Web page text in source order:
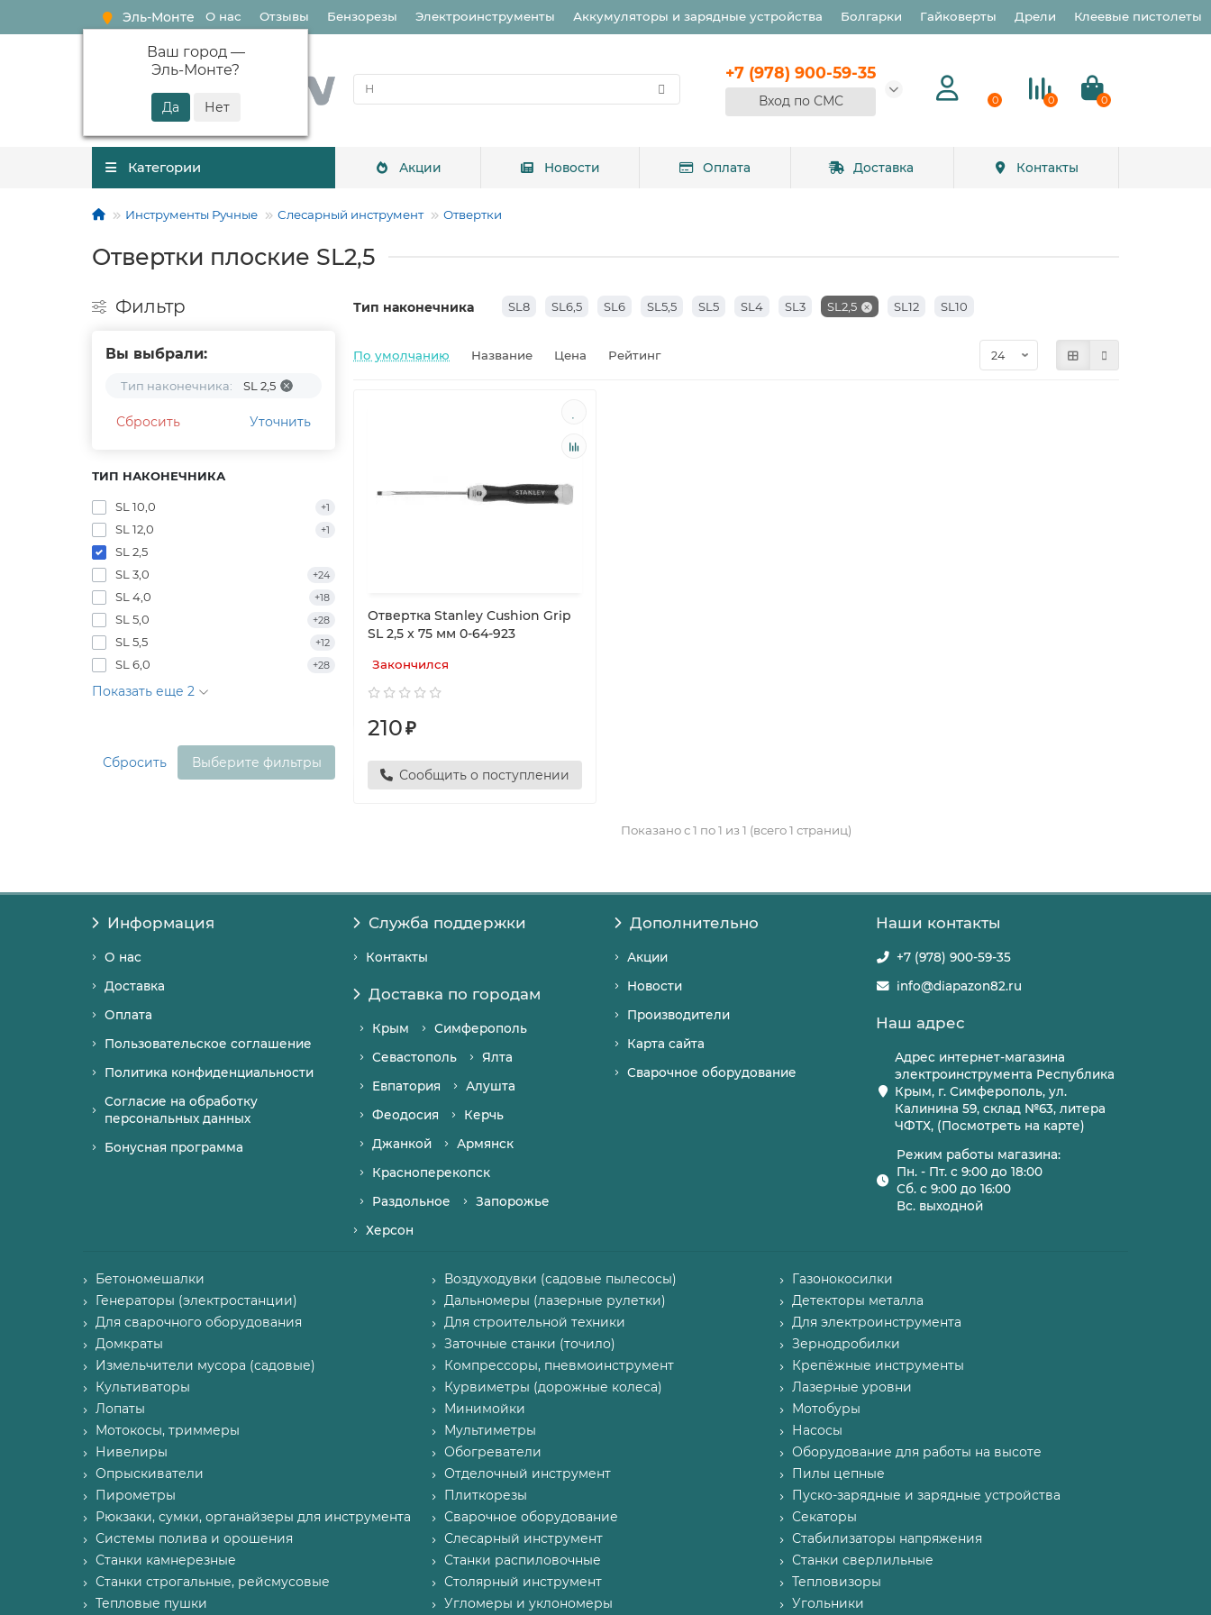
Эль-Монте
Ваш город —
Эль-Монте?
О нас Отзывы Бензорезы Электроинструменты Аккумуляторы и зарядные устройства Болгарки Гайковерты Дрели Клеевые пистолеты
+7 (978) 900-59-35
Вход по СМС 0 0 0
Категории Акции Новости Оплата Доставка Контакты
Инструменты Ручные Слесарный инструмент Отвертки
Отвертки плоские SL2,5
Фильтр
Вы выбрали:
Тип наконечника: SL 2,5
Сбросить Уточнить
ТИП НАКОНЕЧНИКА
SL 10,0 +1
SL 12,0 +1
SL 2,5
SL 3,0
+24
SL 4,0 +18
SL 5,0 +28
SL 5,5 +12
SL 6,0 +28
Показать еще 2
Сбросить Выберите фильтры
Тип наконечника SL8 SL6,5 SL6 SL5,5 SL5 SL4 SL3 SL2,5 SL12 SL10
По умолчанию Название Цена Рейтинг
Отвертка Stanley Cushion Grip
SL 2,5 x 75 мм 0-64-923
Закончился
210₽
Сообщить о поступлении
Показано с 1 по 1 из 1 (всего 1 страниц)
Информация
О нас
Доставка
Оплата
Пользовательское соглашение
Политика конфиденциальности
Согласие на обработку
персональных данных
Бонусная программа
Служба поддержки
Контакты
Доставка по городам
Крым
Симферополь
Севастополь
Ялта
Евпатория
Алушта
Феодосия
Керчь
Джанкой
Армянск
Красноперекопск
Раздольное
Запорожье
Херсон
Дополнительно
Акции
Новости
Производители
Карта сайта
Сварочное оборудование
Наши контакты
+7 (978) 900-59-35
info@diapazon82.ru
Наш адрес
Адрес интернет-магазина
электроинструмента Республика
Крым, г. Симферополь, ул.
Калинина 59, склад №63, литера
ЧФТХ, (Посмотреть на карте)
Режим работы магазина:
Пн. - Пт. с 9:00 до 18:00
Сб. с 9:00 до 16:00
Вс. выходной
Бетономешалки Воздуходувки (садовые пылесосы)
Газонокосилки
Генераторы (электростанции)
Дальномеры (лазерные рулетки)
Детекторы металла
Для сварочного оборудования
Для строительной техники
Для электроинструмента
Домкраты
Заточные станки (точило)
Зернодробилки
Измельчители мусора (садовые)
Компрессоры, пневмоинструмент
Крепёжные инструменты
Культиваторы
Курвиметры (дорожные колеса)
Лазерные уровни
Лопаты
Минимойки
Мотобуры
Мотокосы, триммеры
Мультиметры
Насосы
Нивелиры
Обогреватели
Оборудование для работы на высоте
Опрыскиватели
Отделочный инструмент
Пилы цепные
Пирометры
Плиткорезы
Пуско-зарядные и зарядные устройства
Рюкзаки, сумки, органайзеры для инструмента
Сварочное оборудование
Секаторы
Системы полива и орошения
Слесарный инструмент
Стабилизаторы напряжения
Станки камнерезные
Станки распиловочные
Станки сверлильные
Станки строгальные, рейсмусовые
Столярный инструмент
Тепловизоры
Тепловые пушки
Угломеры и уклономеры Угольники